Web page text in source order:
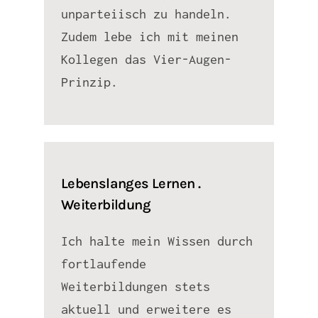
unparteiisch zu handeln.
Zudem lebe ich mit meinen
Kollegen das Vier-Augen-
Prinzip.
Lebenslanges Lernen .
Weiterbildung
Ich halte mein Wissen durch
fortlaufende
Weiterbildungen stets
aktuell und erweitere es